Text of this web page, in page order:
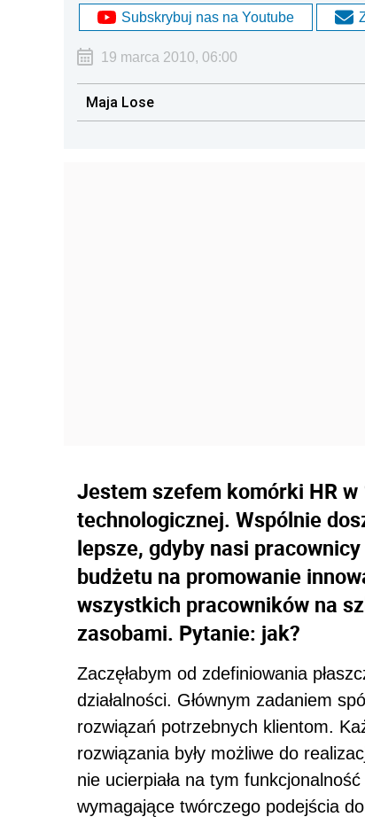
Subskrybuj nas na Youtube
19 marca 2010, 06:00
Maja Lose
Jestem szefem komórki HR
technologicznej. Wspólnie
lepsze, gdyby nasi
budżetu na promowanie
wszystkich pracowników na
zasobami. Pytanie: jak?
Zaczęłabym od zdefiniowania
działalności. Głównym zadaniem
rozwiązań potrzebnych klientom.
rozwiązania były możliwe do
nie ucierpiała na tym
wymagające twórczego podejścia